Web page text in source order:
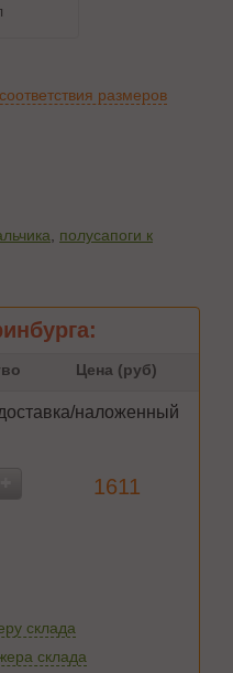
размеров
полусапоги к
Цена (руб)
наложенный
1611
склада
склада